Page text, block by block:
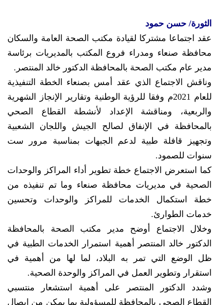
الثورة/ حسن حمود
عقد اجتماعا مشتركا لقيادة مكتب الصحة العامة والسكان
محافظة صنعاء ومدراء فروع المكتب بالمديريات برئاسة
مدير عام مكتب الصحة بالمحافظة الدكتور خالد المنتصر.
وناقش الاجتماع الذي عقد أمس بصنعاء الخطة التنفيذية
للعام 2021م وفقا للرؤية الوطنية وتقارير الإنجاز الشهرية
والربعية، ومناقشة الإعداد لأنشطة القطاع الصحي
بالمحافظة في الإنفاق لصالح الجيش واللجان الشعبية
وتجهيز قافلة طبية لدعم الجبهات بمناسبة مرور ست
سنوات للصمود.
كما استعرض الاجتماع خطة تطوير أداء المراكز والوحدات
الصحية في مديريات محافظة صنعاء وما تم تنفيذه من
خطة استكمال الخدمات للمراكز والوحدات وتحسين
خدمات الطوارئ.
وخلال الاجتماع أوضح مدير مكتب الصحة بالمحافظة
الدكتور خالد المنتصر أهمية استمرار الخدمات الطبية في
ظل الوضع التي تمر به البلاد، لما لها من أهمية في
استقرار وتطوير العمل في المراكز والوحدة الصحية.
وشدد الدكتور المنتصر على أهمية استشعار منتسبي
القطاع الصحي بالمحافظة للمسؤولية بما يمكن من إيصال